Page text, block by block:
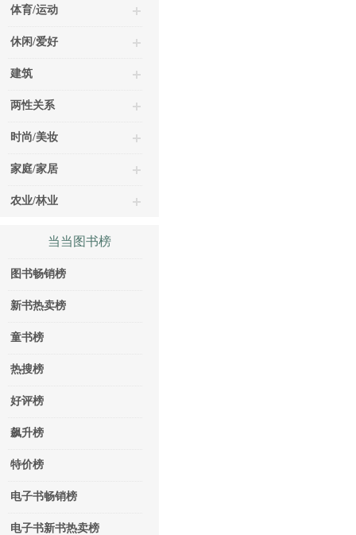
体育/运动
休闲/爱好
建筑
两性关系
时尚/美妆
家庭/家居
农业/林业
当当图书榜
图书畅销榜
新书热卖榜
童书榜
热搜榜
好评榜
飙升榜
特价榜
电子书畅销榜
电子书新书热卖榜